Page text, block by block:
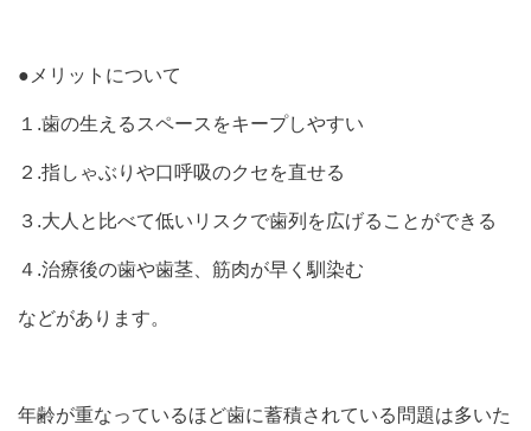
●メリットについて
１.歯の生えるスペースをキープしやすい
２.指しゃぶりや口呼吸のクセを直せる
３.大人と比べて低いリスクで歯列を広げることができる
４.治療後の歯や歯茎、筋肉が早く馴染む
などがあります。
年齢が重なっているほど歯に蓄積されている問題は多いた